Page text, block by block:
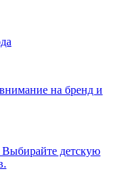
на бренд и
детскую